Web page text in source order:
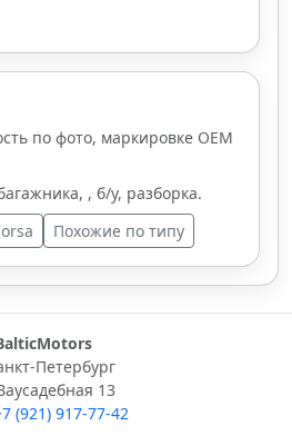
по фото, маркировке OEM
, б/у, разборка.
Похожие по типу
Петербург
13
(921) 917-77-42